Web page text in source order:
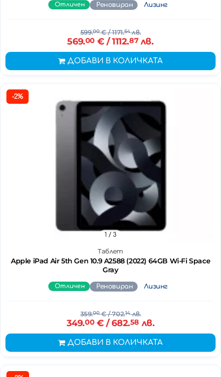
Отличен Реновиран Лизинг
599.00€/ 1171.54лв.
569.00€ / 1112.87лв.
ДОБАВИ В КОЛИЧКАТА
-2%
Таблет
Apple iPad Air 5th Gen 10.9 A2588 (2022) 64GB Wi-Fi Space
Gray
1 / 3
Отличен Реновиран Лизинг
359.00€/ 702.14лв.
349.00€ / 682.58 лв.
ДОБАВИ В КОЛИЧКАТА